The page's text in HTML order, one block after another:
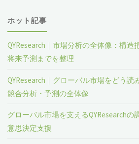
ホット記事
QYResearch｜市場分析の全体像：構造
将来予測までを整理
QYResearch｜グローバル市場をどう読
競合分析・予測の全体像
グローバル市場を支えるQYResearchの
意思決定支援